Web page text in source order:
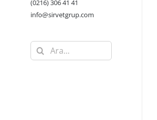
(0216) 306 41 41
info@sirvetgrup.com
Ara: